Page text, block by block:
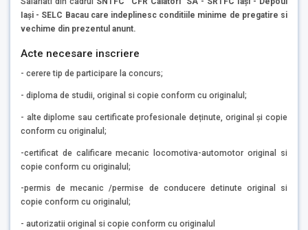
Iași - SELC Bacau care indeplinesc conditiile minime de pregatire si
vechime din prezentul anunt.
Acte necesare inscriere
- cerere tip de participare la concurs;
- diploma de studii, original si copie conform cu originalul;
- alte diplome sau certificate profesionale deținute, original și copie
conform cu originalul;
-certificat de calificare mecanic locomotiva-automotor original si
copie conform cu originalul;
-permis de mecanic /permise de conducere detinute original si
copie conform cu originalul;
- autorizatii original si copie conform cu originalul